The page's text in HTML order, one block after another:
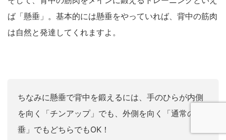
ば「懸垂」。基本的には懸垂をやっていれば、背中の筋肉
は自然と発達してくれますよ。
ちなみに懸垂で背中を鍛えるには、手のひらが内側
を向く「チンアップ」でも、外側を向く「通常の懸
垂」でもどちらでもOK！